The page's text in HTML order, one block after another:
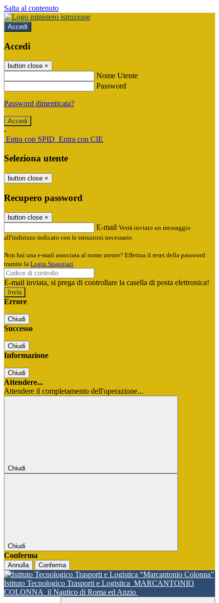
Salta al contenuto
Accedi
Accedi
button close ×
Nome Utente
Password
Password dimenticata?
-
Entra con SPID Entra con CIE
Seleziona utente
button close ×
Recupero password
button close ×
E-mail Verrà inviato un messaggio
all'indirizzo indicato con le istruzioni necessarie.
Non hai una e-mail associata al nome utente? Effettua il reset della password
tramite la Login Spaggiari
E-mail inviata, si prega di controllare la casella di posta elettronica!
Errore
Chiudi
Successo
Chiudi
Informazione
Chiudi
Attendere...
Attendere il completamento dell'operazione...
Chiudi
Chiudi
Conferma
Annulla Conferma
Istituto Tecnologico Trasporti e Logistica MARCANTONIO
COLONNA il Nautico di Roma ed Anzio